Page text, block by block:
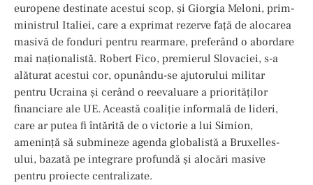
europene destinate acestui scop, și Giorgia Meloni, prim-
ministrul Italiei, care a exprimat rezerve față de alocarea
masivă de fonduri pentru rearmare, preferând o abordare
mai naționalistă. Robert Fico, premierul Slovaciei, s-a
alăturat acestui cor, opunându-se ajutorului militar
pentru Ucraina și cerând o reevaluare a priorităților
financiare ale UE. Această coaliție informală de lideri,
care ar putea fi întărită de o victorie a lui Simion,
amenință să submineze agenda globalistă a Bruxelles-
ului, bazată pe integrare profundă și alocări masive
pentru proiecte centralizate.